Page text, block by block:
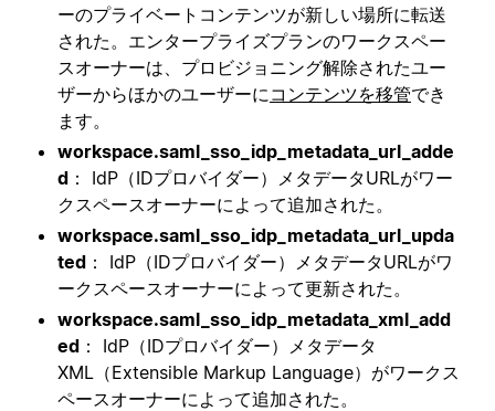
ーのプライベートコンテンツが新しい場所に転送
された。エンタープライズプランのワークスペー
スオーナーは、プロビジョニング解除されたユー
ザーからほかのユーザーに コンテンツを移管でき
ます。
workspace.saml_sso_idp_metadata_url_adde
d ： IdP（IDプロバイダー）メタデータURLがワー
クスペースオーナーによって追加された。
workspace.saml_sso_idp_metadata_url_upda
ted ： IdP（IDプロバイダー）メタデータURLがワ
ークスペースオーナーによって更新された。
workspace.saml_sso_idp_metadata_xml_add
ed ： IdP（IDプロバイダー）メタデータ
XML（Extensible Markup Language）がワークス
ペースオーナーによって追加された。